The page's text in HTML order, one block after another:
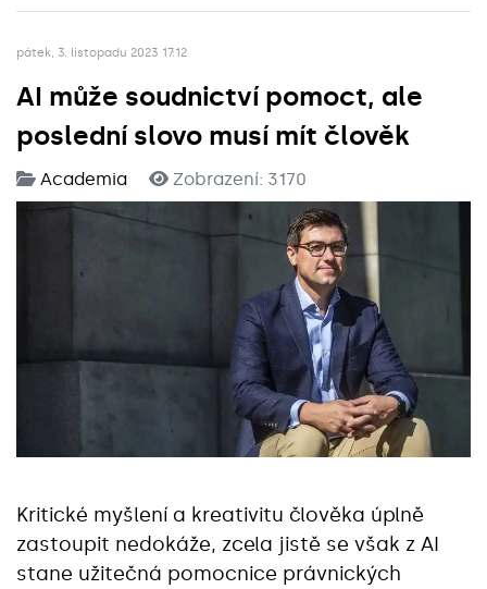
pátek, 3. listopadu 2023 17:12
AI může soudnictví pomoct, ale
poslední slovo musí mít člověk
Academia Zobrazení: 3170
Kritické myšlení a kreativitu člověka úplně
zastoupit nedokáže, zcela jistě se však z AI
stane užitečná pomocnice právnických